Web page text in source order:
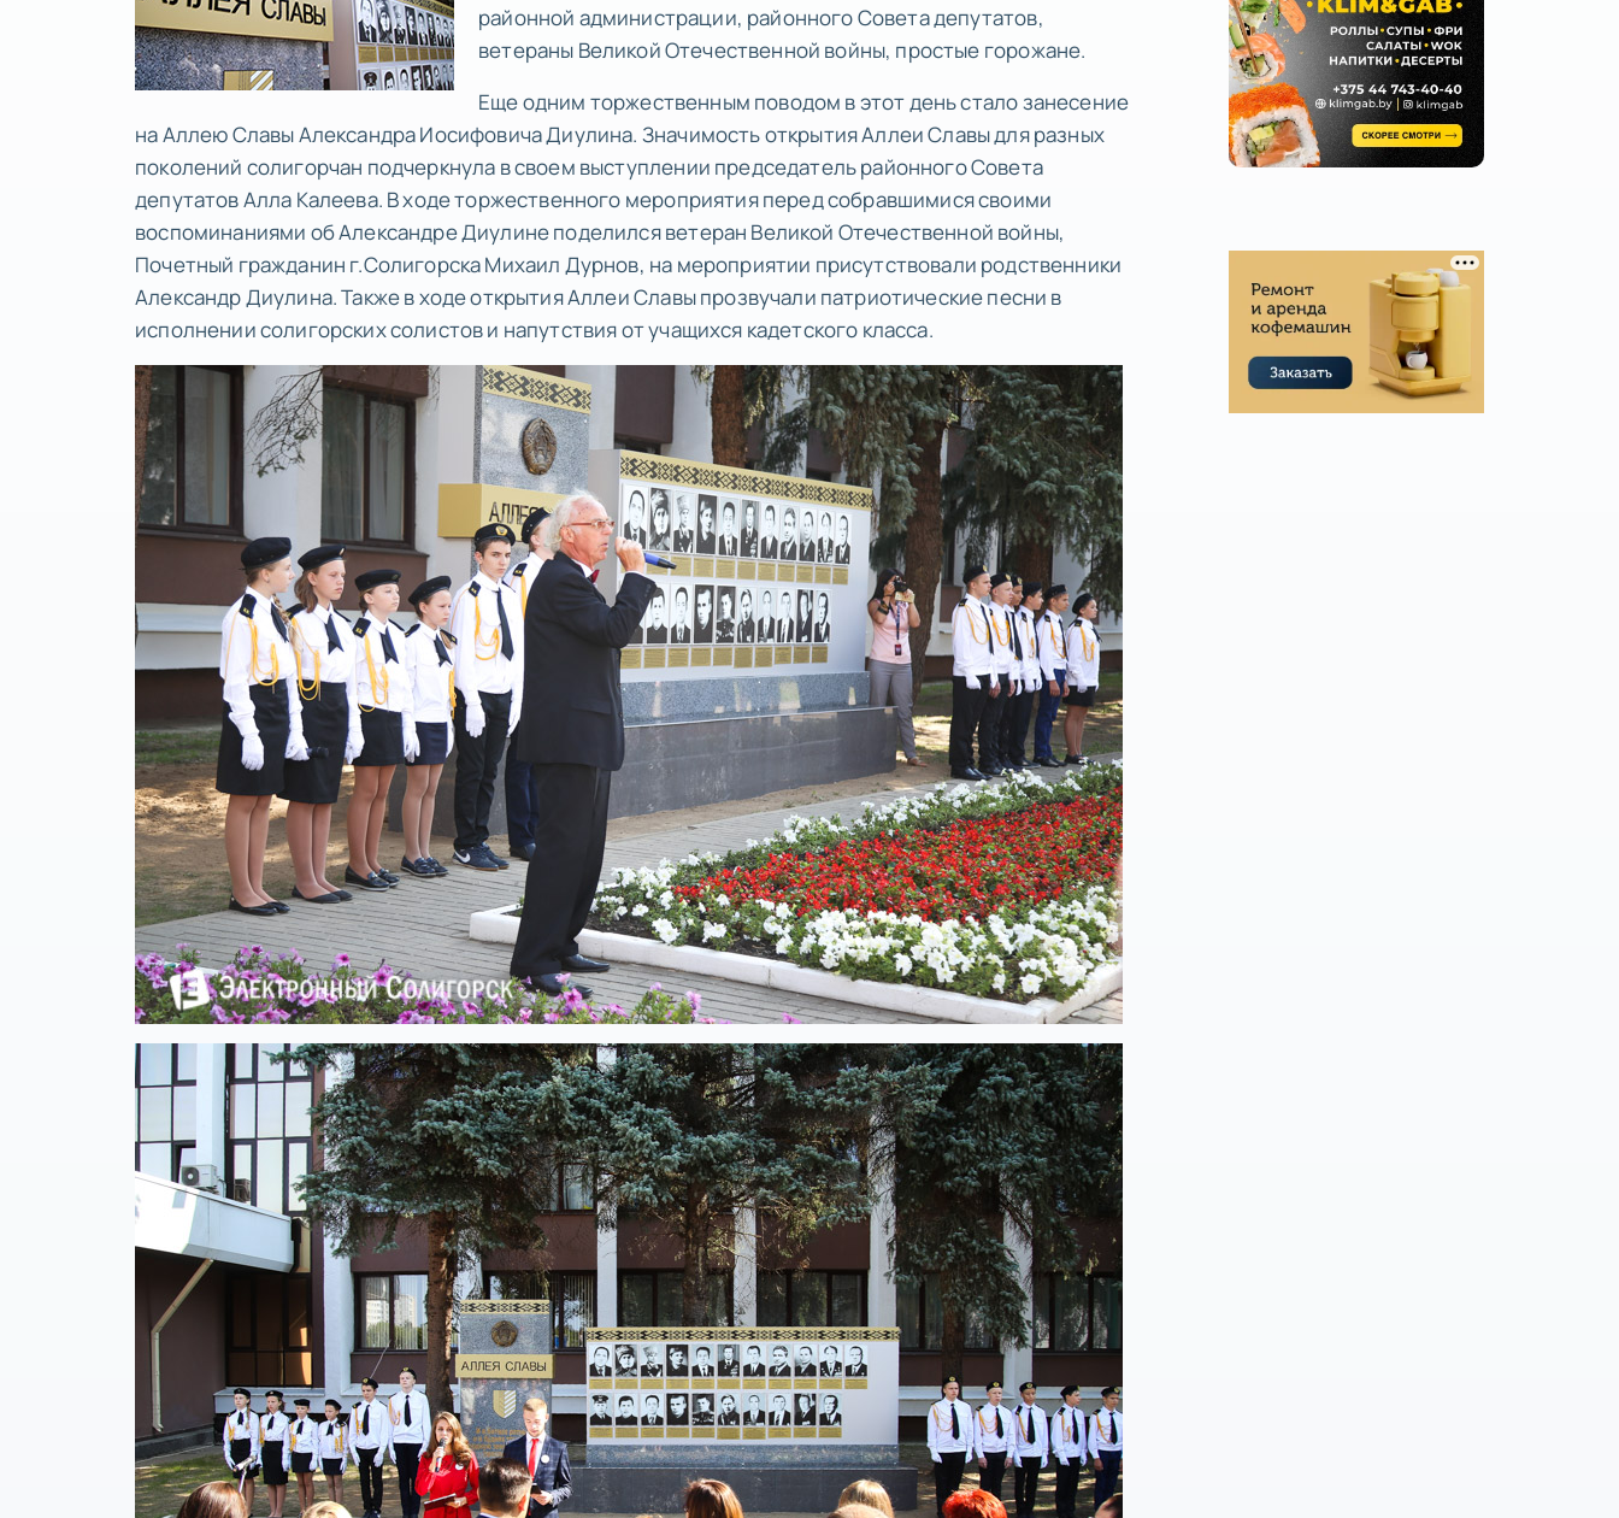
районной администрации, районного Совета депутатов,
ветераны Великой Отечественной войны, простые горожане.
Еще одним торжественным поводом в этот день стало занесение
на Аллею Славы Александра Иосифовича Диулина. Значимость открытия Аллеи Славы для разных
поколений солигорчан подчеркнула в своем выступлении председатель районного Совета
депутатов Алла Калеева. В ходе торжественного мероприятия перед собравшимися своими
воспоминаниями об Александре Диулине поделился ветеран Великой Отечественной войны,
Почетный гражданин г.Солигорска Михаил Дурнов, на мероприятии присутствовали родственники
Александр Диулина. Также в ходе открытия Аллеи Славы прозвучали патриотические песни в
исполнении солигорских солистов и напутствия от учащихся кадетского класса.